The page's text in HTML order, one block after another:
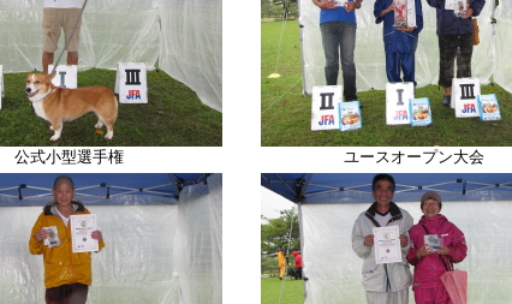
公式小型選手権 ユースオープン大会